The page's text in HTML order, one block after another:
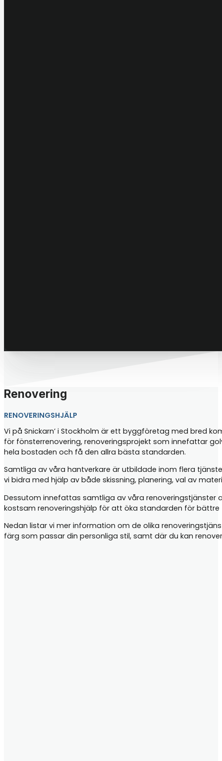
Renovering
RENOVERINGSHJÄLP
Vi på Snickarn’ i Stockholm är ett byggföretag med bred
för fönsterrenovering, renoveringsprojekt som innefattar
hela bostaden och få den allra bästa standarden.
Samtliga av våra hantverkare är utbildade inom flera
vi bidra med hjälp av både skissning, planering, val av
Dessutom innefattas samtliga av våra renoveringstjänster
kostsam renoveringshjälp för att öka standarden för bättre
Nedan listar vi mer information om de olika
färg som passar din personliga stil, samt där du kan